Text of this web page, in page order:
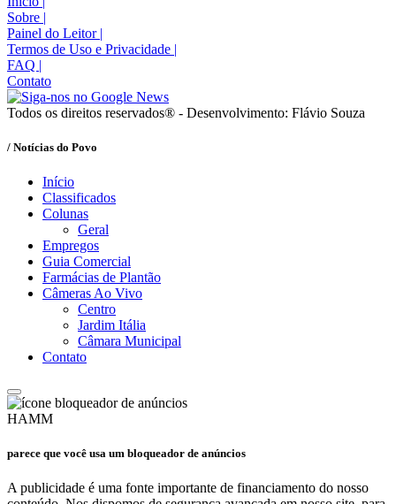
Sobre |
Painel do Leitor |
Termos de Uso e Privacidade |
FAQ |
Contato
Todos os direitos reservados® - Desenvolvimento: Flávio Souza
/ Notícias do Povo
Início
Classificados
Colunas
Geral
Empregos
Guia Comercial
Farmácias de Plantão
Câmeras Ao Vivo
Centro
Jardim Itália
Câmara Municipal
Contato
HAMM
parece que você usa um bloqueador de anúncios
A publicidade é uma fonte importante de financiamento do nosso